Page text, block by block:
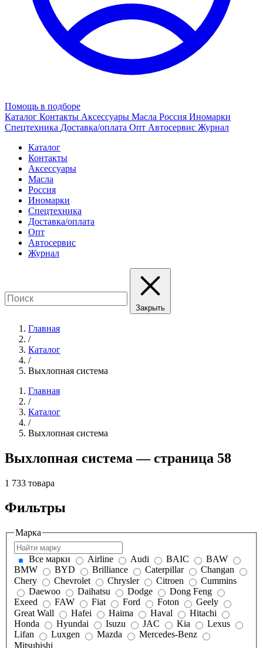
Помощь в подборе
Каталог Контакты Аксессуары Масла Россия Иномарки
Спецтехника Доставка/оплата Опт Автосервис Журнал
Каталог
Контакты
Аксессуары
Масла
Россия
Иномарки
Спецтехника
Доставка/оплата
Опт
Автосервис
Журнал
Закрыть
Главная
/
Каталог
/
Выхлопная система
Главная
/
Каталог
/
Выхлопная система
Выхлопная система — страница 58
1 733 товара
Фильтры
Марка
Все марки Airline Audi BAIC
BAW
BMW
BYD Brilliance Caterpillar
Changan
Chery
Chevrolet Chrysler Citroen
Cummins
Daewoo
Daihatsu Dodge
Dong Feng
Exeed
FAW Fiat Ford Foton
Geely
Great Wall
Hafei Haima Haval
Hitachi
Honda
Hyundai Isuzu JAC Kia
Lexus
Lifan
Luxgen Mazda
Mercedes-Benz
Mitsubishi